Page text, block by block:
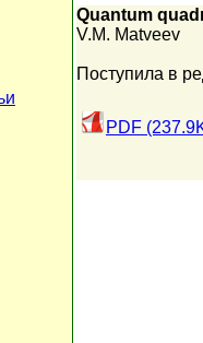
Quantum
V.M. Matveev
Поступила в
PDF